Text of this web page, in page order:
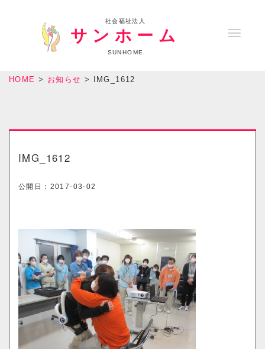
T
社会福祉法人
サンホーム
SUNHOME
HOME > お知らせ > IMG_1612
IMG_1612
公開日： 2017-03-02